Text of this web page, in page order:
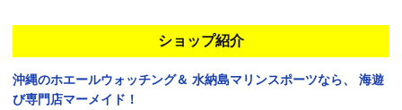
ショップ紹介
沖縄のホエールウォッチング＆ 水納島マリンスポーツなら、
海遊
び専門店マーメイド！